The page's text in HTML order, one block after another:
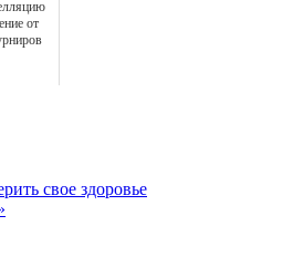
от
свое здоровье